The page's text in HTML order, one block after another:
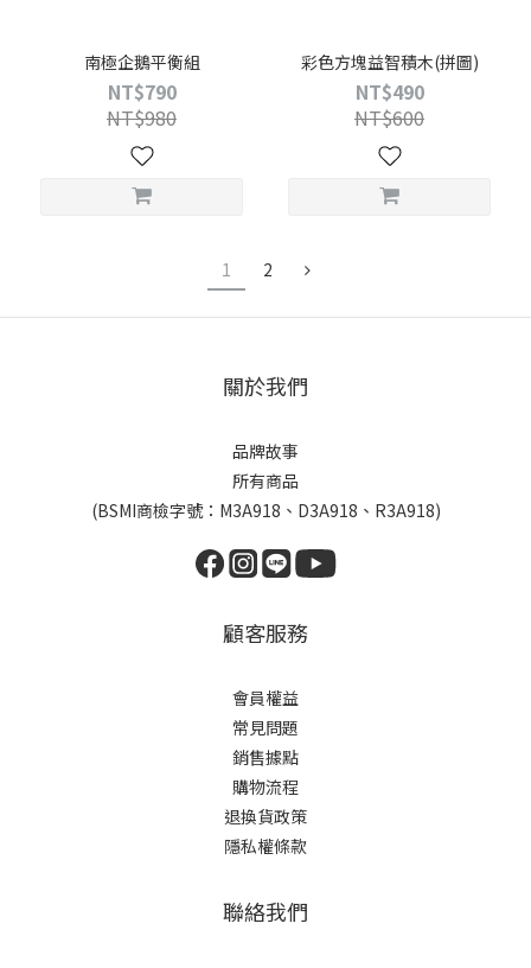
南極企鵝平衡組
NT$790
NT$980
彩色方塊益智積木(拼圖)
NT$490
NT$600
1 2
關於我們
品牌故事
所有商品
(BSMI商檢字號：M3A918、D3A918、R3A918)
顧客服務
會員權益
常見問題
銷售據點
購物流程
退換貨政策
隱私權條款
聯絡我們